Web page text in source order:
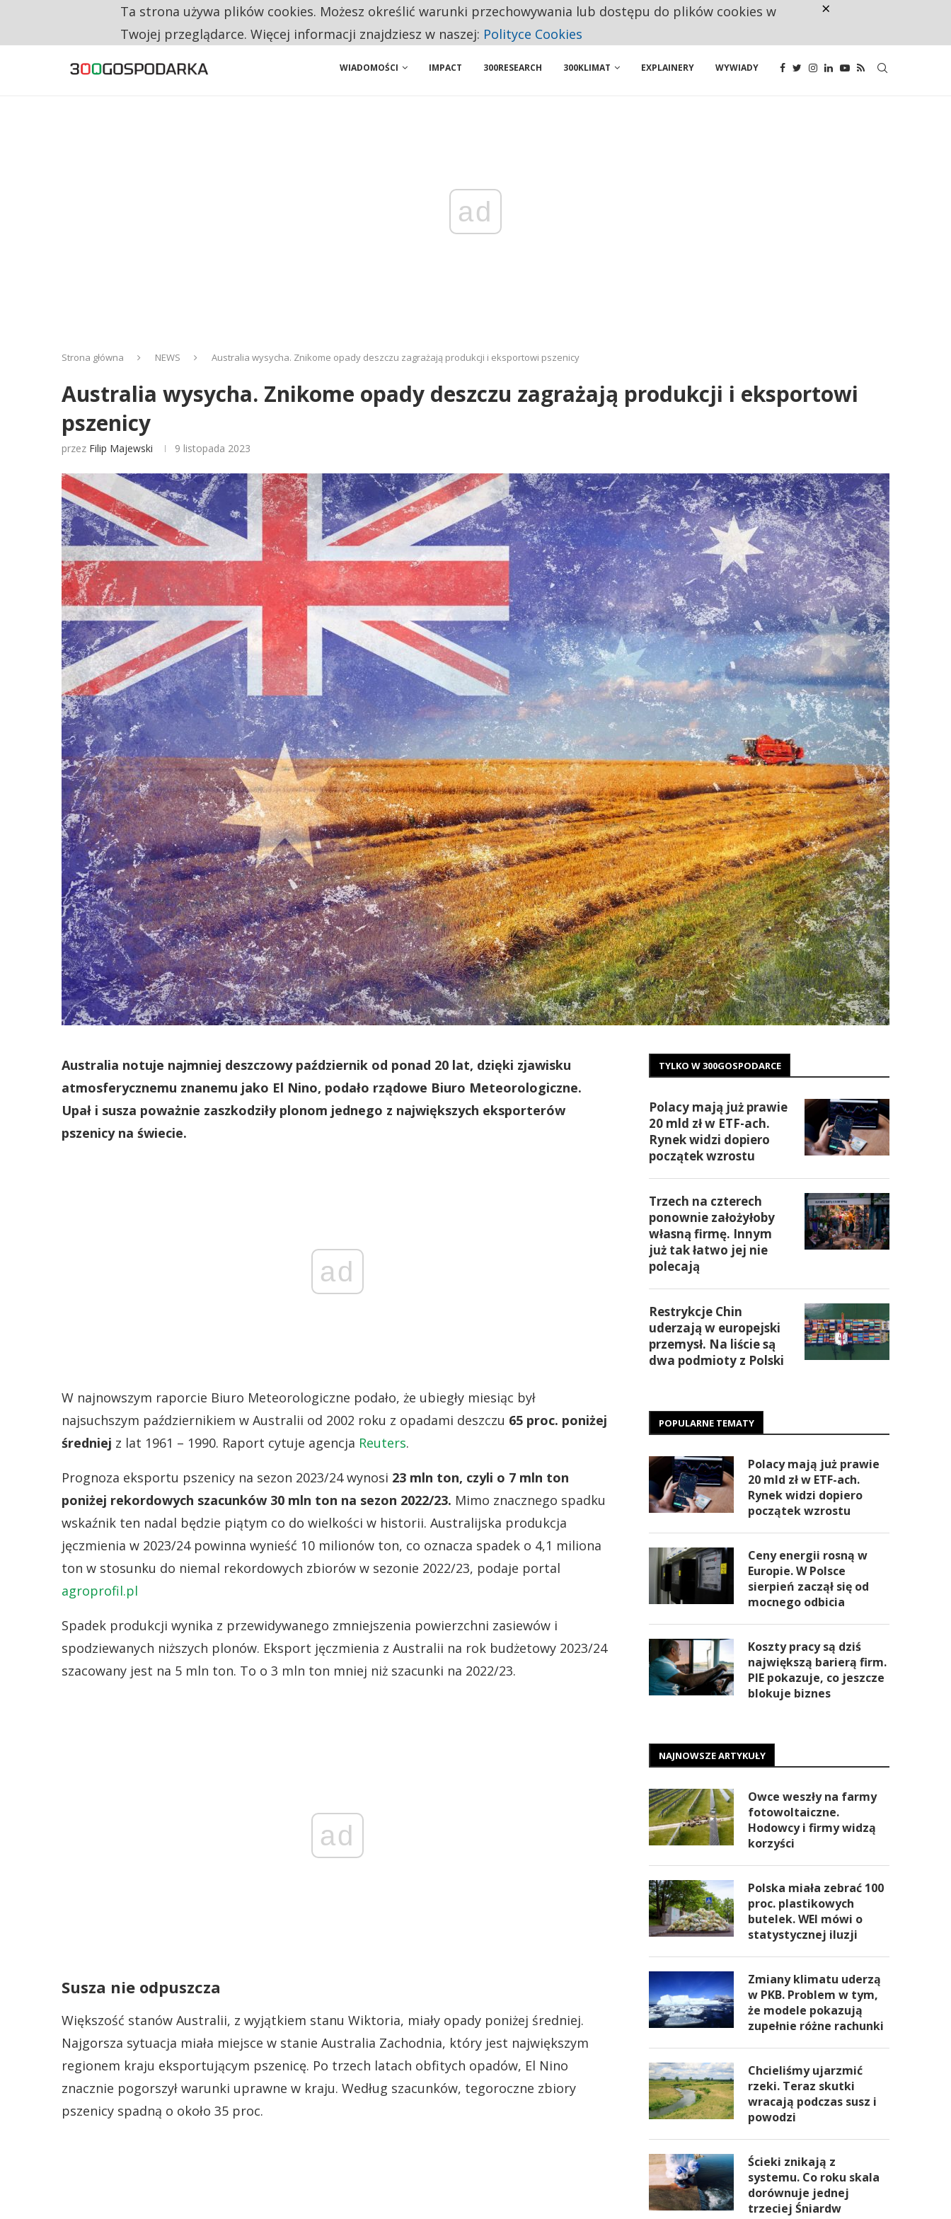
RESTRYKCJE CHIN UDERZAJĄ W EUROPEJSKI PRZEMYSŁ. NA LIŚCIE SĄ DWA PODMIOTY Z POLSKI
WIADOMOŚCI IMPACT 300RESEARCH 300KLIMAT EXPLAINERY WYWIADY
ad
Strona główna NEWS Australia wysycha. Znikome opady deszczu zagrażają produkcji i eksportowi pszenicy
Australia wysycha. Znikome opady deszczu zagrażają produkcji i eksportowi
pszenicy
przez Filip Majewski 9 listopada 2023
Australia notuje najmniej deszczowy październik od ponad 20 lat, dzięki zjawisku
atmosferycznemu znanemu jako El Nino, podało rządowe Biuro Meteorologiczne.
Upał i susza poważnie zaszkodziły plonom jednego z największych eksporterów
pszenicy na świecie.
ad
W najnowszym raporcie Biuro Meteorologiczne podało, że ubiegły miesiąc był
najsuchszym październikiem w Australii od 2002 roku z opadami deszczu 65 proc. poniżej
średniej z lat 1961 – 1990. Raport cytuje agencja Reuters.
Prognoza eksportu pszenicy na sezon 2023/24 wynosi 23 mln ton, czyli o 7 mln ton
poniżej rekordowych szacunków 30 mln ton na sezon 2022/23. Mimo znacznego spadku
wskaźnik ten nadal będzie piątym co do wielkości w historii. Australijska produkcja
jęczmienia w 2023/24 powinna wynieść 10 milionów ton, co oznacza spadek o 4,1 miliona
ton w stosunku do niemal rekordowych zbiorów w sezonie 2022/23, podaje portal
agroprofil.pl
Spadek produkcji wynika z przewidywanego zmniejszenia powierzchni zasiewów i
spodziewanych niższych plonów. Eksport jęczmienia z Australii na rok budżetowy 2023/24
szacowany jest na 5 mln ton. To o 3 mln ton mniej niż szacunki na 2022/23.
ad
Susza nie odpuszcza
Większość stanów Australii, z wyjątkiem stanu Wiktoria, miały opady poniżej średniej.
Najgorsza sytuacja miała miejsce w stanie Australia Zachodnia, który jest największym
regionem kraju eksportującym pszenicę. Po trzech latach obfitych opadów, El Nino
znacznie pogorszył warunki uprawne w kraju. Według szacunków, tegoroczne zbiory
pszenicy spadną o około 35 proc.
TYLKO W 300GOSPODARCE
Polacy mają już prawie
20 mld zł w ETF-ach.
Rynek widzi dopiero
początek wzrostu
Trzech na czterech
ponownie założyłoby
własną firmę. Innym
już tak łatwo jej nie
polecają
Restrykcje Chin
uderzają w europejski
przemysł. Na liście są
dwa podmioty z Polski
POPULARNE TEMATY
Polacy mają już prawie
20 mld zł w ETF-ach.
Rynek widzi dopiero
początek wzrostu
Ceny energii rosną w
Europie. W Polsce
sierpień zaczął się od
mocnego odbicia
Koszty pracy są dziś
największą barierą firm.
PIE pokazuje, co jeszcze
blokuje biznes
NAJNOWSZE ARTYKUŁY
Owce weszły na farmy
fotowoltaiczne.
Hodowcy i firmy widzą
korzyści
Polska miała zebrać 100
proc. plastikowych
butelek. WEI mówi o
statystycznej iluzji
Zmiany klimatu uderzą
w PKB. Problem w tym,
że modele pokazują
zupełnie różne rachunki
Chcieliśmy ujarzmić
rzeki. Teraz skutki
wracają podczas susz i
powodzi
Ścieki znikają z
systemu. Co roku skala
dorównuje jednej
trzeciej Śniardw
Ta strona używa plików cookies. Możesz określić warunki przechowywania lub dostępu do plików cookies w
Twojej przeglądarce. Więcej informacji znajdziesz w naszej: Polityce Cookies
×